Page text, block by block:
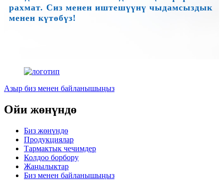
рахмат. Сиз менен иштешүүнү чыдамсыздык
менен күтөбүз!
Азыр биз менен байланышыңыз
Ойи жөнүндө
Биз жөнүндө
Продукциялар
Тармактык чечимдер
Колдоо борбору
Жаңылыктар
Биз менен байланышыңыз